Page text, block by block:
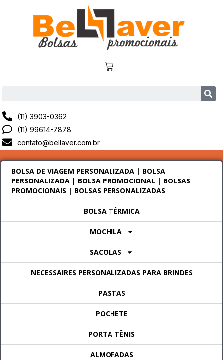
(11) 3903-0362
(11) 99614-7878
contato@bellaver.com.br
BOLSA DE VIAGEM PERSONALIZADA | BOLSA
PERSONALIZADA | BOLSA PROMOCIONAL | BOLSAS
PROMOCIONAIS | BOLSAS PERSONALIZADAS
BOLSA TÉRMICA
MOCHILA
SACOLAS
NECESSAIRES PERSONALIZADAS PARA BRINDES
PASTAS
POCHETE
PORTA TÊNIS
ALMOFADAS